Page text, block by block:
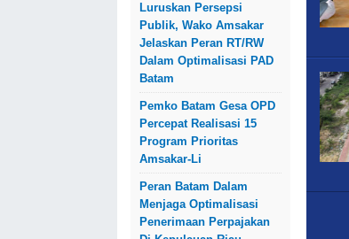
Luruskan Persepsi
Publik, Wako Amsakar
Jelaskan Peran RT/RW
Dalam Optimalisasi PAD
Batam
Pemko Batam Gesa OPD
Percepat Realisasi 15
Program Prioritas
Amsakar-Li
Peran Batam Dalam
Menjaga Optimalisasi
Penerimaan Perpajakan